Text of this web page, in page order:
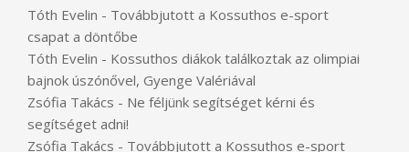
Tóth Evelin - Továbbjutott a Kossuthos e-sport
csapat a döntőbe
Tóth Evelin - Kossuthos diákok találkoztak az olimpiai
bajnok úszónővel, Gyenge Valériával
Zsófia Takács - Ne féljünk segítséget kérni és
segítséget adni!
Zsófia Takács - Továbbjutott a Kossuthos e-sport